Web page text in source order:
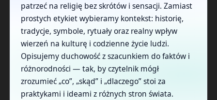
patrzeć na religię bez skrótów i sensacji. Zamiast
prostych etykiet wybieramy kontekst: historię,
tradycje, symbole, rytuały oraz realny wpływ
wierzeń na kulturę i codzienne życie ludzi.
Opisujemy duchowość z szacunkiem do faktów i
różnorodności — tak, by czytelnik mógł
zrozumieć „co”, „skąd” i „dlaczego” stoi za
praktykami i ideami z różnych stron świata.